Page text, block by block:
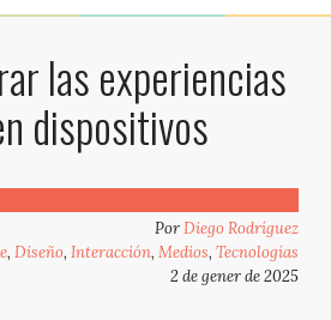
las experiencias
dispositivos
PorDiego Rodríguez
,Diseño,Interacción,Medios,Tecnologías
2 de gener de 2025